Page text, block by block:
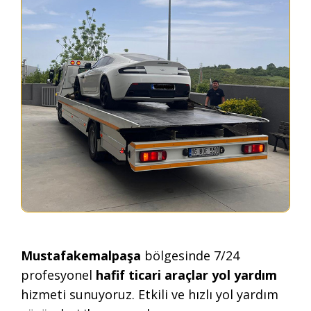
Mustafakemalpaşa bölgesinde 7/24
profesyonel hafif ticari araçlar yol yardım
hizmeti sunuyoruz. Etkili ve hızlı yol yardım